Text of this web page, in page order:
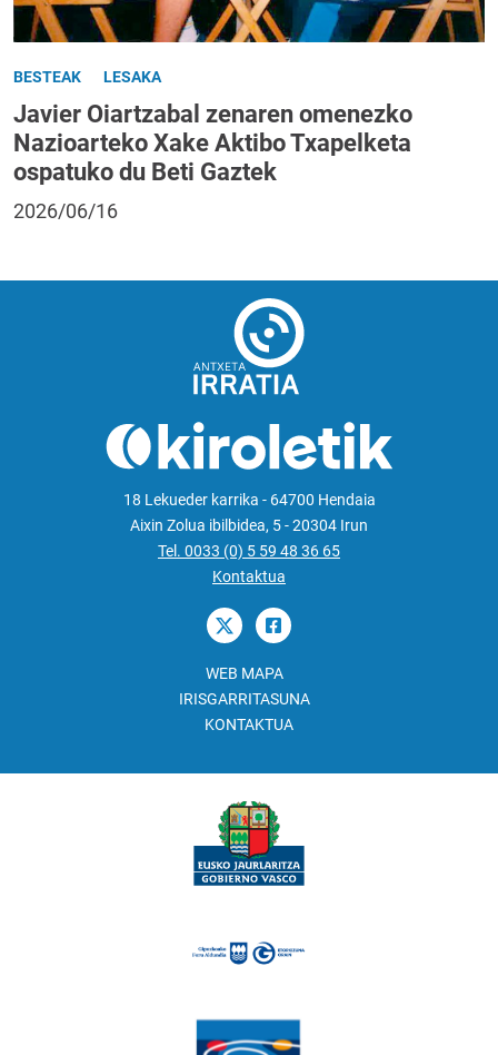
BESTEAK LESAKA
Javier Oiartzabal zenaren omenezko
Nazioarteko Xake Aktibo Txapelketa
ospatuko du Beti Gaztek
2026/06/16
18 Lekueder karrika - 64700 Hendaia
Aixin Zolua ibilbidea, 5 - 20304 Irun
Tel. 0033 (0) 5 59 48 36 65
Kontaktua
WEB MAPA
IRISGARRITASUNA
KONTAKTUA